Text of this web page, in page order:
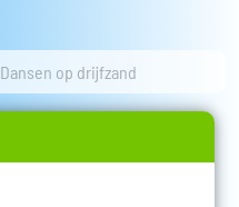
Dansen op drijfzand